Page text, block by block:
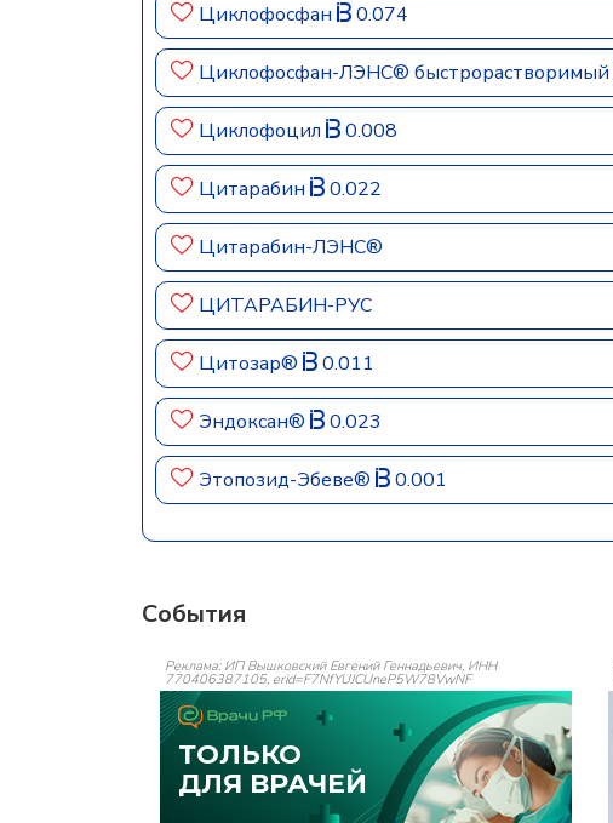
Циклофосфан 0.074
Циклофосфан-ЛЭНС® быстрорастворимый
Циклофоцил 0.008
Цитарабин 0.022
Цитарабин-ЛЭНС®
ЦИТАРАБИН-РУС
Цитозар® 0.011
Эндоксан® 0.023
Этопозид-Эбеве® 0.001
События
Реклама: ИП Вышковский Евгений Геннадьевич, ИНН
770406387105, erid=F7NfYUJCUneP5W78VwNF